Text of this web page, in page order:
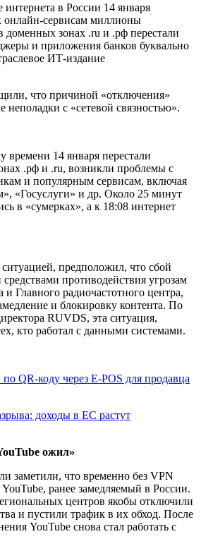
в России 14 января
онлайн-сервисам миллионы
доменных зонах .ru и .рф перестали
и приложения банков буквально
ИТ-издание
что причиной «отключения»
неполадки с «сетевой связностью».
времени 14 января перестали
.рф и .ru, возникли проблемы с
и популярным сервисам, включая
«Госуслуги» и др. Около 25 минут
в «сумерках», а к 18:08 интернет
предположил, что сбой
противодействия угрозам
Главного радиочастотного центра,
и блокировку контента. По
RUVDS, эта ситуация,
кто работал с данными системами.
QR-коду через E-POS для продавца
доходы в ЕС растут
ожил»
заметили, что временно без VPN
ранее замедляемый в России.
центров якобы отключили
и пустили трафик в их обход. После
YouTube снова стал работать с